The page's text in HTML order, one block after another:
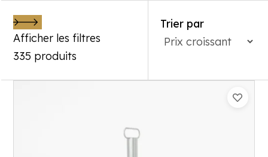
Afficher les filtres
335 produits
Trier par